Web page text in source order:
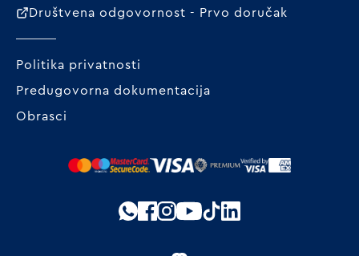
Društvena odgovornost - Prvo doručak
Politika privatnosti
Predugovorna dokumentacija
Obrasci